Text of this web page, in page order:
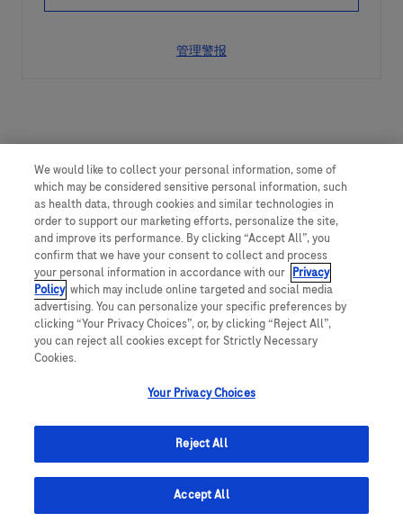
管理警报
We would like to collect your personal information, some of
which may be considered sensitive personal information, such
as health data, through cookies and similar technologies in
order to support our marketing efforts, personalize the site,
and improve its performance. By clicking “Accept All”, you
confirm that we have your consent to collect and process
your personal information in accordance with our Privacy
Policy, which may include online targeted and social media
advertising. You can personalize your specific preferences by
clicking “Your Privacy Choices”, or, by clicking “Reject All”,
you can reject all cookies except for Strictly Necessary
Cookies.
Your Privacy Choices
Reject All
Accept All